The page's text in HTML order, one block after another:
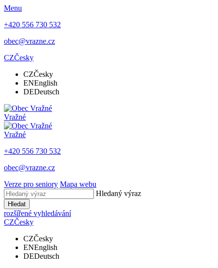
Menu
+420 556 730 532
obec@vrazne.cz
CZČesky
CZČesky
ENEnglish
DEDeutsch
Vražné
Vražné
+420 556 730 532
obec@vrazne.cz
Verze pro seniory Mapa webu
Hledaný výraz
Hledat
rozšířené vyhledávání
CZČesky
CZČesky
ENEnglish
DEDeutsch